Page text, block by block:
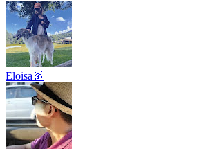
Eloisa 🥇